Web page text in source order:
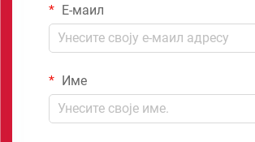
Е-маил
Име